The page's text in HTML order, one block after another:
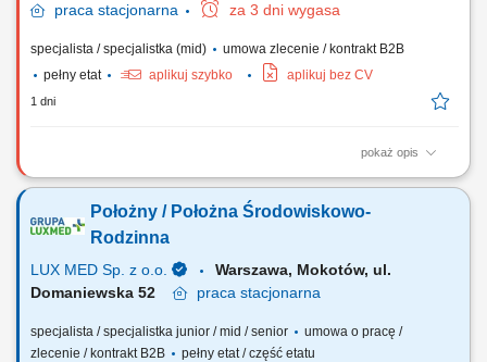
praca stacjonarna za 3 dni wygasa
specjalista / specjalistka (mid)
umowa zlecenie / kontrakt B2B
pełny etat
aplikuj szybko aplikuj bez CV
1 dni
pokaż opis
Opis stanowiska Sprawowanie kompleksowej, zindywidualizowanej
nowoczesnej sieci medycyny rodzinnej. Realizowanie profesjonalnych
wizyt patronażowych w domach pacjentek, obejmujących
Położny / Położna Środowiskowo-
Rodzinna
LUX MED Sp. z o.o.
Warszawa, Mokotów, ul.
Domaniewska 52
praca stacjonarna
specjalista / specjalistka junior / mid / senior
umowa o pracę /
zlecenie / kontrakt B2B
pełny etat / część etatu